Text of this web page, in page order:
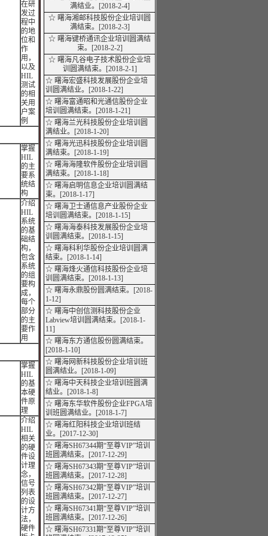
满结业。[2018-2-4]
☆ 曙海湘邮科技股份企业培训圆
满结束。[2018-2-3]
☆ 曙海键桥通讯企业培训圆满结
束。[2018-2-2]
☆ 曙海凡谷电子技术股份企业培
训圆满结束。[2018-2-1]
☆ 曙海宏盛科技发展股份企业培
训圆满结业。[2018-1-22]
☆ 曙海富通昭和光通信股份企业
培训圆满结束。[2018-1-21]
☆ 曙海兰光科技股份企业培训圆
满结业。[2018-1-20]
☆ 曙海光迅科技股份企业培训圆
满结束。[2018-1-19]
☆ 曙海海隆软件股份企业培训圆
满结束。[2018-1-18]
☆ 曙海启明信息企业培训圆满结
束。[2018-1-17]
☆ 曙海卫士通信息产业股份企业
培训圆满结束。[2018-1-15]
☆ 曙海海泰科技发展股份企业培
训圆满结束。[2018-1-15]
☆ 曙海科利华股份企业培训圆满
结束。[2018-1-14]
☆ 曙海烽火通信科技股份企业培
训圆满结束。[2018-1-13]
☆ 曙海永鼎股份圆满结束。[2018-
1-12]
☆ 曙海中创信测科技股份企业
Labview培训圆满结束。[2018-1-
11]
☆ 曙海东方通信股份圆满结束。
[2018-1-10]
☆ 曙海网新科技股份企业培训班
圆满结业。[2018-1-09]
☆ 曙海中天科技企业培训班圆满
结业。[2018-1-8]
☆ 曙海东华软件股份企业FPGA培
训班圆满结业。[2018-1-7]
☆ 曙海红阳科技企业培训班结
业。[2017-12-30]
☆ 曙海SH67344期“至尊VIP”培训
班圆满结束。[2017-12-29]
☆ 曙海SH67343期“至尊VIP”培训
班圆满结束。[2017-12-28]
☆ 曙海SH67342期“至尊VIP”培训
班圆满结束。[2017-12-27]
☆ 曙海SH67341期“至尊VIP”培训
班圆满结束。[2017-12-26]
☆ 曙海SH67331期“至尊VIP”培训
在研
发过
程中
的地
位和
作
用，
以及
HIL
测试
的相
关用
户案
例
掌握
HIL
的主
要系
统结
构
介绍
HIL
系统
的基
础结
构，
包含
系统
的组
要构
成，
每个
部分
的主
要作
用
掌握
HIL
的基
本硬
件原
理
介绍
HIL
相关
的硬
件设
计理
念，
信号
列表
的设
计方
法，
硬件